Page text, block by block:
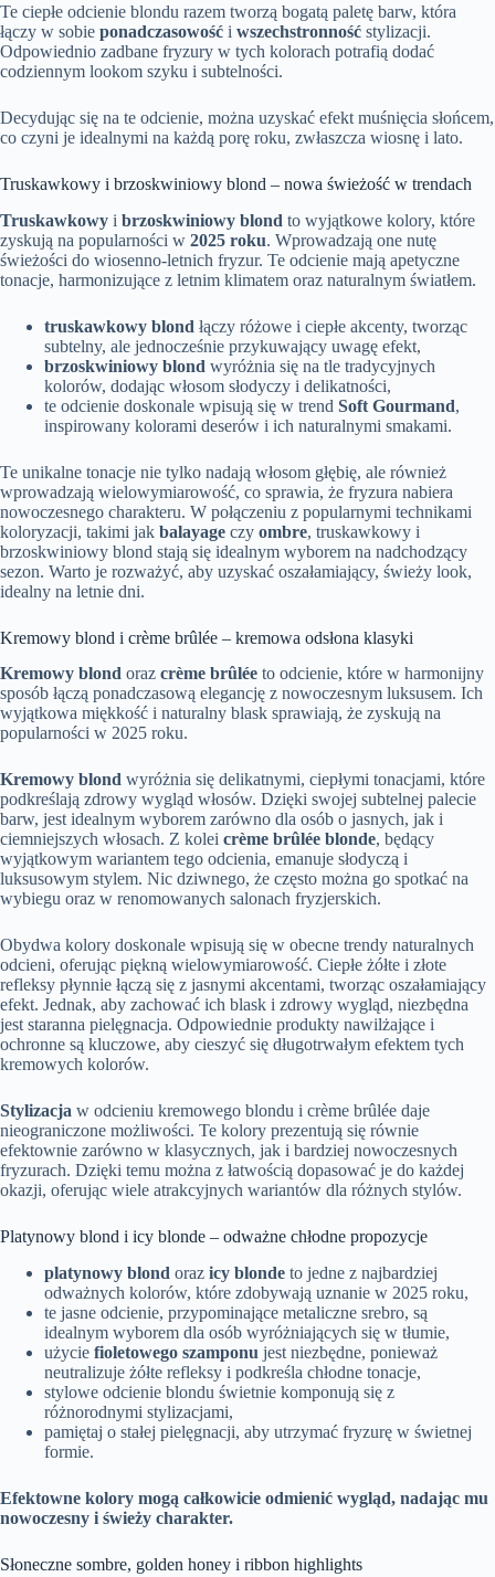
Te ciepłe odcienie blondu razem tworzą bogatą paletę barw, która
łączy w sobie ponadczasowość i wszechstronność stylizacji.
Odpowiednio zadbane fryzury w tych kolorach potrafią dodać
codziennym lookom szyku i subtelności.
Decydując się na te odcienie, można uzyskać efekt muśnięcia słońcem,
co czyni je idealnymi na każdą porę roku, zwłaszcza wiosnę i lato.
Truskawkowy i brzoskwiniowy blond – nowa świeżość w trendach
Truskawkowy i brzoskwiniowy blond to wyjątkowe kolory, które
zyskują na popularności w 2025 roku. Wprowadzają one nutę
świeżości do wiosenno-letnich fryzur. Te odcienie mają apetyczne
tonacje, harmonizujące z letnim klimatem oraz naturalnym światłem.
truskawkowy blond łączy różowe i ciepłe akcenty, tworząc
subtelny, ale jednocześnie przykuwający uwagę efekt,
brzoskwiniowy blond wyróżnia się na tle tradycyjnych
kolorów, dodając włosom słodyczy i delikatności,
te odcienie doskonale wpisują się w trend Soft Gourmand,
inspirowany kolorami deserów i ich naturalnymi smakami.
Te unikalne tonacje nie tylko nadają włosom głębię, ale również
wprowadzają wielowymiarowość, co sprawia, że fryzura nabiera
nowoczesnego charakteru. W połączeniu z popularnymi technikami
koloryzacji, takimi jak balayage czy ombre, truskawkowy i
brzoskwiniowy blond stają się idealnym wyborem na nadchodzący
sezon. Warto je rozważyć, aby uzyskać oszałamiający, świeży look,
idealny na letnie dni.
Kremowy blond i crème brûlée – kremowa odsłona klasyki
Kremowy blond oraz crème brûlée to odcienie, które w harmonijny
sposób łączą ponadczasową elegancję z nowoczesnym luksusem. Ich
wyjątkowa miękkość i naturalny blask sprawiają, że zyskują na
popularności w 2025 roku.
Kremowy blond wyróżnia się delikatnymi, ciepłymi tonacjami, które
podkreślają zdrowy wygląd włosów. Dzięki swojej subtelnej palecie
barw, jest idealnym wyborem zarówno dla osób o jasnych, jak i
ciemniejszych włosach. Z kolei crème brûlée blonde, będący
wyjątkowym wariantem tego odcienia, emanuje słodyczą i
luksusowym stylem. Nic dziwnego, że często można go spotkać na
wybiegu oraz w renomowanych salonach fryzjerskich.
Obydwa kolory doskonale wpisują się w obecne trendy naturalnych
odcieni, oferując piękną wielowymiarowość. Ciepłe żółte i złote
refleksy płynnie łączą się z jasnymi akcentami, tworząc oszałamiający
efekt. Jednak, aby zachować ich blask i zdrowy wygląd, niezbędna
jest staranna pielęgnacja. Odpowiednie produkty nawilżające i
ochronne są kluczowe, aby cieszyć się długotrwałym efektem tych
kremowych kolorów.
Stylizacja w odcieniu kremowego blondu i crème brûlée daje
nieograniczone możliwości. Te kolory prezentują się równie
efektownie zarówno w klasycznych, jak i bardziej nowoczesnych
fryzurach. Dzięki temu można z łatwością dopasować je do każdej
okazji, oferując wiele atrakcyjnych wariantów dla różnych stylów.
Platynowy blond i icy blonde – odważne chłodne propozycje
platynowy blond oraz icy blonde to jedne z najbardziej
odważnych kolorów, które zdobywają uznanie w 2025 roku,
te jasne odcienie, przypominające metaliczne srebro, są
idealnym wyborem dla osób wyróżniających się w tłumie,
użycie fioletowego szamponu jest niezbędne, ponieważ
neutralizuje żółte refleksy i podkreśla chłodne tonacje,
stylowe odcienie blondu świetnie komponują się z
różnorodnymi stylizacjami,
pamiętaj o stałej pielęgnacji, aby utrzymać fryzurę w świetnej
formie.
Efektowne kolory mogą całkowicie odmienić wygląd, nadając mu
nowoczesny i świeży charakter.
Słoneczne sombre, golden honey i ribbon highlights